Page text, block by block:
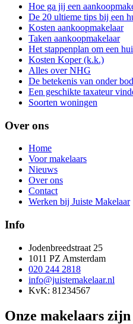
Hoe ga jij een
De 20 ultieme tips bij een
Kosten aankoopmakelaar
Taken aankoopmakelaar
Het stappenplan om een
Kosten Koper (k.k.)
Alles over NHG
De betekenis van onder bod
Een geschikte taxateur
Soorten woningen
Over ons
Home
Voor makelaars
Nieuws
Over ons
Contact
Werken bij Juiste Makelaar
Info
Jodenbreedstraat 25
1011 PZ Amsterdam
020 244 2818
info@juistemakelaar.nl
KvK: 81234567
Onze makelaars